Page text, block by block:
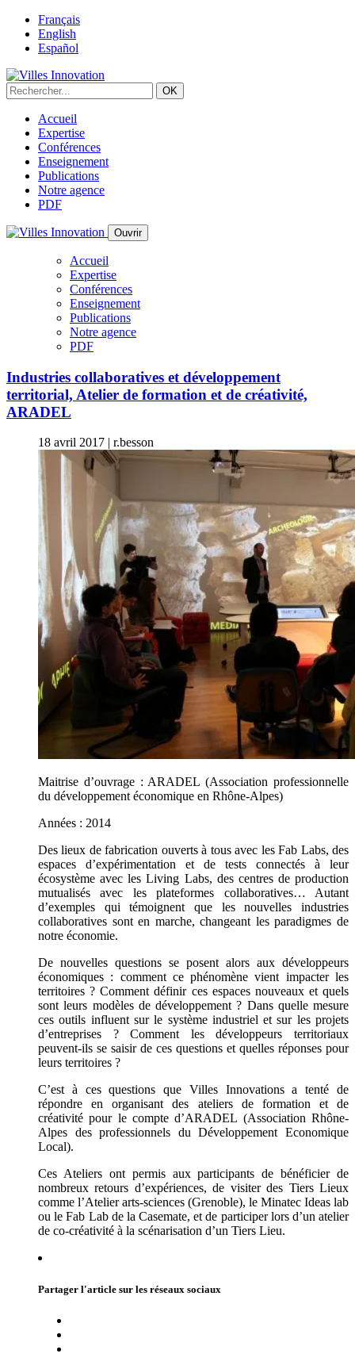
Français
English
Español
Accueil
Expertise
Conférences
Enseignement
Publications
Notre agence
PDF
Ouvrir
Accueil
Expertise
Conférences
Enseignement
Publications
Notre agence
PDF
Industries collaboratives et développement
territorial, Atelier de formation et de créativité,
ARADEL
18 avril 2017 | r.besson
Maitrise d’ouvrage : ARADEL (Association professionnelle
du développement économique en Rhône-Alpes)
Années : 2014
Des lieux de fabrication ouverts à tous avec les Fab Labs, des
espaces d’expérimentation et de tests connectés à leur
écosystème avec les Living Labs, des centres de production
mutualisés avec les plateformes collaboratives… Autant
d’exemples qui témoignent que les nouvelles industries
collaboratives sont en marche, changeant les paradigmes de
notre économie.
De nouvelles questions se posent alors aux développeurs
économiques : comment ce phénomène vient impacter les
territoires ? Comment définir ces espaces nouveaux et quels
sont leurs modèles de développement ? Dans quelle mesure
ces outils influent sur le système industriel et sur les projets
d’entreprises ? Comment les développeurs territoriaux
peuvent-ils se saisir de ces questions et quelles réponses pour
leurs territoires ?
C’est à ces questions que Villes Innovations a tenté de
répondre en organisant des ateliers de formation et de
créativité pour le compte d’ARADEL (Association Rhône-
Alpes des professionnels du Développement Economique
Local).
Ces Ateliers ont permis aux participants de bénéficier de
nombreux retours d’expériences, de visiter des Tiers Lieux
comme l’Atelier arts-sciences (Grenoble), le Minatec Ideas lab
ou le Fab Lab de la Casemate, et de participer lors d’un atelier
de co-créativité à la scénarisation d’un Tiers Lieu.
Partager l'article sur les réseaux sociaux